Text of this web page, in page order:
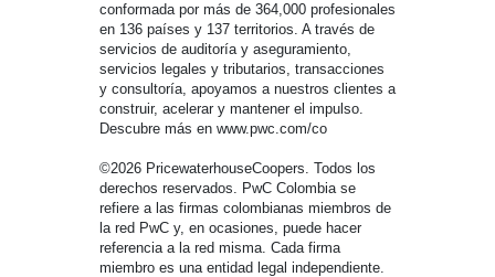
conformada por más de 364,000 profesionales
en 136 países y 137 territorios. A través de
servicios de auditoría y aseguramiento,
servicios legales y tributarios, transacciones
y consultoría, apoyamos a nuestros clientes a
construir, acelerar y mantener el impulso.
Descubre más en www.pwc.com/co
©2026 PricewaterhouseCoopers. Todos los
derechos reservados. PwC Colombia se
refiere a las firmas colombianas miembros de
la red PwC y, en ocasiones, puede hacer
referencia a la red misma. Cada firma
miembro es una entidad legal independiente.